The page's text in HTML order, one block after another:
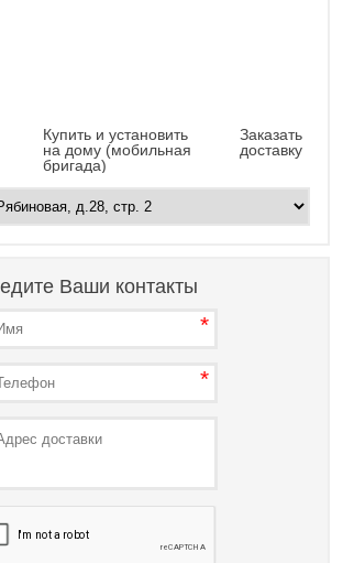
Купить и установить
на дому (мобильная
бригада)
Заказать
доставку
Ваши контакты